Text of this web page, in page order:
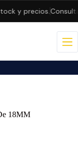
y precios.Consulta
18MM